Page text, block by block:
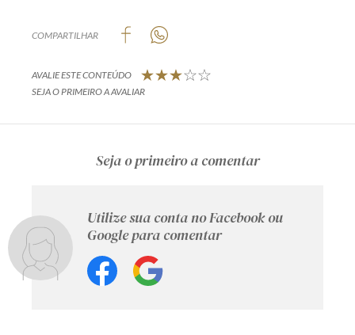
COMPARTILHAR
AVALIE ESTE CONTEÚDO
SEJA O PRIMEIRO A AVALIAR
Seja o primeiro a comentar
Utilize sua conta no Facebook ou
Google para comentar